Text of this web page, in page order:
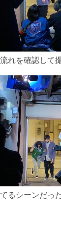
れを確認して
るシーンだっ